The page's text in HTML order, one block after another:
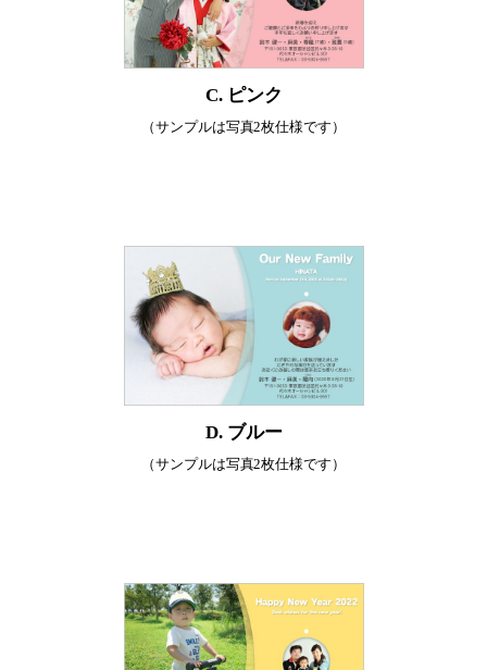
C. ピンク
（サンプルは写真2枚仕様です）
D. ブルー
（サンプルは写真2枚仕様です）